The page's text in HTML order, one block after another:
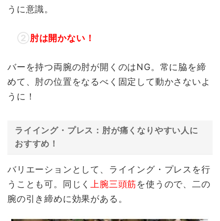
うに意識。
②肘は開かない！
バーを持つ両腕の肘が開くのはNG。常に脇を締
めて、肘の位置をなるべく固定して動かさないよ
うに！
ライイング・プレス：肘が痛くなりやすい人に
おすすめ！
バリエーションとして、ライイング・プレスを行
うことも可。同じく
上腕三頭筋を使うので、二の
腕の引き締めに効果がある。